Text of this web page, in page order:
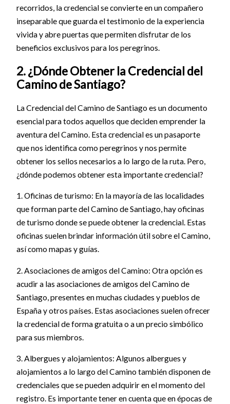
recorridos, la credencial se convierte en un compañero
inseparable que guarda el testimonio de la experiencia
vivida y abre puertas que permiten disfrutar de los
beneficios exclusivos para los peregrinos.
2. ¿Dónde Obtener la Credencial del
Camino de Santiago?
La Credencial del Camino de Santiago es un documento
esencial para todos aquellos que deciden emprender la
aventura del Camino. Esta credencial es un pasaporte
que nos identifica como peregrinos y nos permite
obtener los sellos necesarios a lo largo de la ruta. Pero,
¿dónde podemos obtener esta importante credencial?
1. Oficinas de turismo: En la mayoría de las localidades
que forman parte del Camino de Santiago, hay oficinas
de turismo donde se puede obtener la credencial. Estas
oficinas suelen brindar información útil sobre el Camino,
así como mapas y guías.
2. Asociaciones de amigos del Camino: Otra opción es
acudir a las asociaciones de amigos del Camino de
Santiago, presentes en muchas ciudades y pueblos de
España y otros países. Estas asociaciones suelen ofrecer
la credencial de forma gratuita o a un precio simbólico
para sus miembros.
3. Albergues y alojamientos: Algunos albergues y
alojamientos a lo largo del Camino también disponen de
credenciales que se pueden adquirir en el momento del
registro. Es importante tener en cuenta que en épocas de